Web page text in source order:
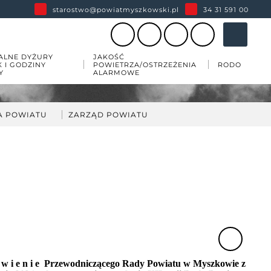
starostwo@powiatmyszkowski.pl 34 31 591 00
DYŻURY
I GODZINY
JAKOŚĆ
POWIETRZA/OSTRZEŻENIA
ALARMOWE
RODO
POWIATU ZARZĄD POWIATU
w i e n i ePrzewodniczącego Rady Powiatu w Myszkowiez